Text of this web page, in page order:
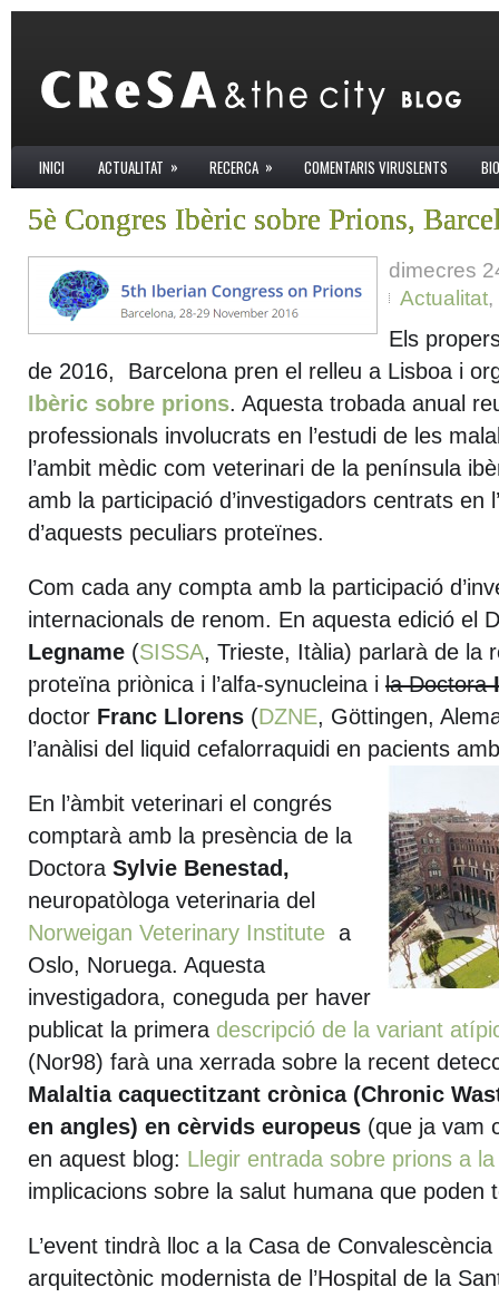
INICI ACTUALITAT » RECERCA » COMENTARIS VIRUSLENTS
5è Congres Ibèric sobre Prions,
dimecres
Actualitat,
Els
de 2016, Barcelona pren el relleu a Lisboa i
Ibèric sobre prions. Aquesta trobada anual
professionals involucrats en l’estudi de les
l’ambit mèdic com veterinari de la península
amb la participació d’investigadors centrats en
d’aquests peculiars proteïnes.
Com cada any compta amb la participació
internacionals de renom. En aquesta edició el
Legname (SISSA, Trieste, Itàlia) parlarà de la
proteïna priònica i l’alfa-synucleina i la Doctora
doctor Franc Llorens (DZNE, Göttingen,
l’anàlisi del liquid cefalorraquidi en pacients
En l’àmbit veterinari el congrés
comptarà amb la presència de la
Doctora Sylvie Benestad,
neuropatòloga veterinaria del
Norweigan Veterinary Institute a
Oslo, Noruega. Aquesta
investigadora, coneguda per haver
publicat la primera descripció de la variant
(Nor98) farà una xerrada sobre la recent
Malaltia caquectitzant crònica (Chronic
en angles) en cèrvids europeus (que ja vam
en aquest blog: Llegir entrada sobre prions a
implicacions sobre la salut humana que poden
L’event tindrà lloc a la Casa de
arquitectònic modernista de l’Hospital de la